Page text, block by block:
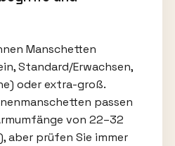
Manschetten
Standard/Erwachsen,
oder extra-groß.
passen
von 22–32
aber prüfen Sie immer